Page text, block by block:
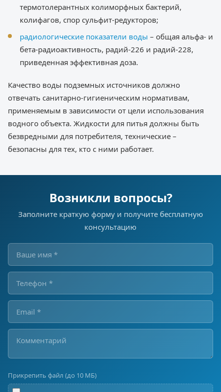
термотолерантных колиморфных бактерий,
колифагов, спор сульфит-редукторов;
радиологические показатели воды – общая альфа- и
бета-радиоактивность, радий-226 и радий-228,
приведенная эффективная доза.
Качество воды подземных источников должно
отвечать санитарно-гигиеническим нормативам,
применяемым в зависимости от цели использования
водного объекта. Жидкости для питья должны быть
безвредными для потребителя, технические –
безопасны для тех, кто с ними работает.
Возникли вопросы?
Заполните краткую форму и получите бесплатную
консультацию
Прикрепить файл (до 10 МБ)